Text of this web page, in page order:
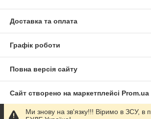
Доставка та оплата
Графік роботи
Повна версія сайту
Сайт створено на маркетплейсі Prom.ua
Політика конфіденційності
Ми знову на зв'язку!!! Віримо в ЗСУ, в